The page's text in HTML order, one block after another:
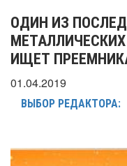
ОДИН ИЗ
ИЩЕТ
01.04.2019
ВЫБОР РЕДАКТОРА: